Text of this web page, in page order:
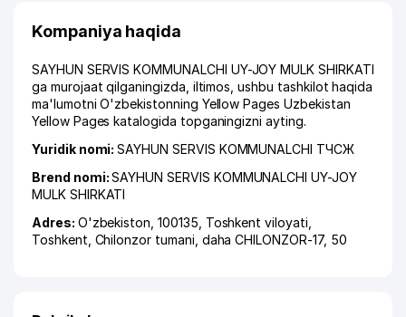
Kompaniya haqida
SAYHUN SERVIS KOMMUNALCHI UY-JOY MULK SHIRKATI
ga murojaat qilganingizda, iltimos, ushbu tashkilot haqida
ma'lumotni O'zbekistonning Yellow Pages Uzbekistan
Yellow Pages katalogida topganingizni ayting.
Yuridik nomi:SAYHUN SERVIS KOMMUNALCHI ТЧСЖ
Brend nomi:SAYHUN SERVIS KOMMUNALCHI UY-JOY
MULK SHIRKATI
Adres: O'zbekiston, 100135, Toshkent viloyati
Toshkent Chilonzor tumani daha CHILONZOR-17, 50